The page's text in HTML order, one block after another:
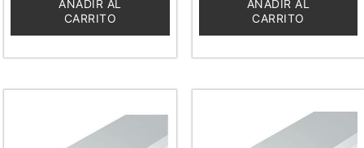
AÑADIR AL
CARRITO
AÑADIR AL
CARRITO